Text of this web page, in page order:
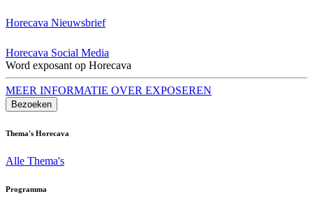
Horecava Nieuwsbrief
Horecava Social Media
Word exposant op Horecava
MEER INFORMATIE OVER EXPOSEREN
Bezoeken
Thema's Horecava
Alle Thema's
Programma